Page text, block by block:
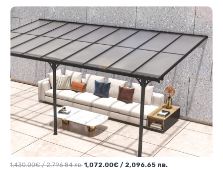
1,430.00€/ 2,796.84 лв. Original
1,072.00€ / 2,096.65 лв.Текущата